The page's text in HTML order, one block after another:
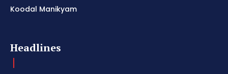
Koodal Manikyam
Headlines